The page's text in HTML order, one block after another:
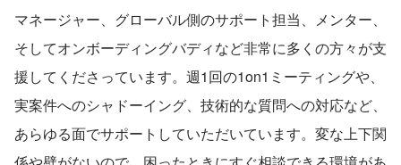
マネージャー、グローバル側のサポート担当、メンター、
そしてオンボーディングバディなど非常に多くの方々が支
援してくださっています。週1回の1on1ミーティングや、
実案件へのシャドーイング、技術的な質問への対応など、
あらゆる面でサポートしていただいています。変な上下関